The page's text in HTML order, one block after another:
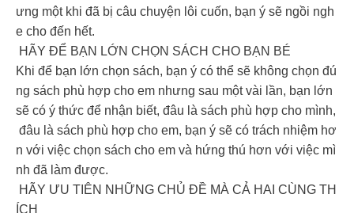
ưng một khi đã bị câu chuyện lôi cuốn, bạn ý sẽ ngồi ngh
e cho đến hết.
HÃY ĐỂ BẠN LỚN CHỌN SÁCH CHO BẠN BÉ
Khi để bạn lớn chọn sách, bạn ý có thể sẽ không chọn đú
ng sách phù hợp cho em nhưng sau một vài lần, bạn lớn
sẽ có ý thức để nhận biết, đâu là sách phù hợp cho mình,
đâu là sách phù hợp cho em, bạn ý sẽ có trách nhiệm hơ
n với việc chọn sách cho em và hứng thú hơn với việc mì
nh đã làm được.
HÃY ƯU TIÊN NHỮNG CHỦ ĐỀ MÀ CẢ HAI CÙNG TH
ÍCH